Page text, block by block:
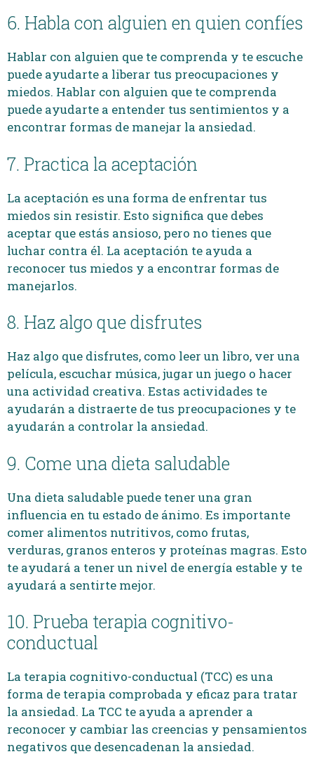
6. Habla con alguien en quien confíes
Hablar con alguien que te comprenda y te escuche
puede ayudarte a liberar tus preocupaciones y
miedos. Hablar con alguien que te comprenda
puede ayudarte a entender tus sentimientos y a
encontrar formas de manejar la ansiedad.
7. Practica la aceptación
La aceptación es una forma de enfrentar tus
miedos sin resistir. Esto significa que debes
aceptar que estás ansioso, pero no tienes que
luchar contra él. La aceptación te ayuda a
reconocer tus miedos y a encontrar formas de
manejarlos.
8. Haz algo que disfrutes
Haz algo que disfrutes, como leer un libro, ver una
película, escuchar música, jugar un juego o hacer
una actividad creativa. Estas actividades te
ayudarán a distraerte de tus preocupaciones y te
ayudarán a controlar la ansiedad.
9. Come una dieta saludable
Una dieta saludable puede tener una gran
influencia en tu estado de ánimo. Es importante
comer alimentos nutritivos, como frutas,
verduras, granos enteros y proteínas magras. Esto
te ayudará a tener un nivel de energía estable y te
ayudará a sentirte mejor.
10. Prueba terapia cognitivo-
conductual
La terapia cognitivo-conductual (TCC) es una
forma de terapia comprobada y eficaz para tratar
la ansiedad. La TCC te ayuda a aprender a
reconocer y cambiar las creencias y pensamientos
negativos que desencadenan la ansiedad.